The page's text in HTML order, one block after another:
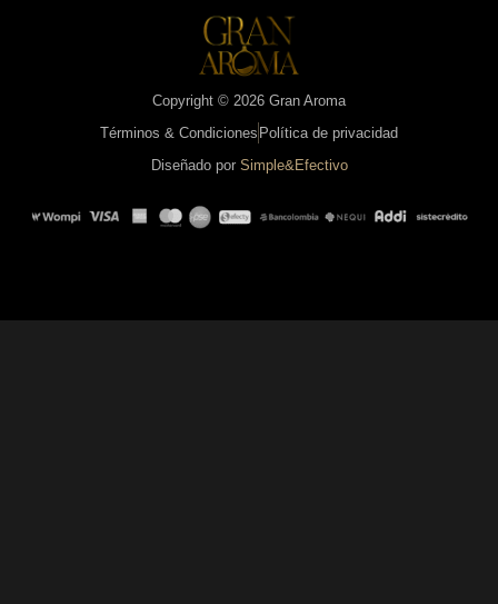
Copyright © 2026 Gran Aroma
Términos & Condiciones Política de privacidad
Diseñado por Simple&Efectivo